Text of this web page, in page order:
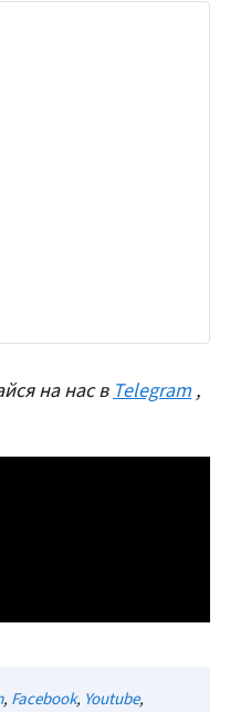
на нас в Telegram ,
, Facebook, Youtube,